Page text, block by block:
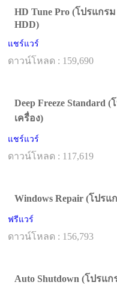
HD Tune Pro (โปรแกร
HDD)
แชร์แวร์
ดาวน์โหลด : 159,690
Deep Freeze Standard
เครื่อง)
แชร์แวร์
ดาวน์โหลด : 117,619
Windows Repair (โปร
ฟรีแวร์
ดาวน์โหลด : 156,793
Auto Shutdown (โปรแ